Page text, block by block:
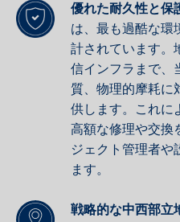
優れた耐久性と保
は、最も過酷な環
計されています。
信インフラまで、
質、物理的摩耗に
供します。これに
高額な修理や交換
ジェクト管理者や
ます。
戦略的な中西部立